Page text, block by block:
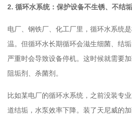
2. 循环水系统：保护设备不生锈、不结垢
电厂、钢铁厂、化工厂里，循环水系统
温。但循环水长期循环会滋生细菌、结
严重时会导致设备停机。这时候就需要
阻垢剂、杀菌剂。
比如某电厂的循环水系统，之前没装专
道结垢，水泵效率下降。装了天尼威的